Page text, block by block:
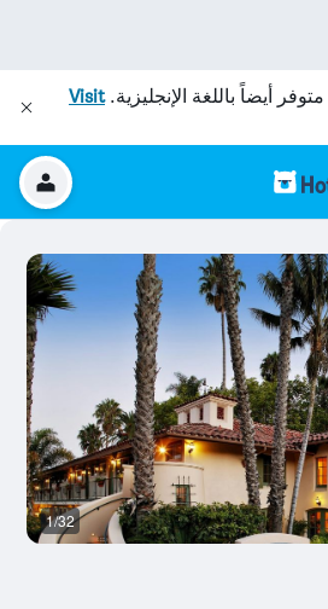
متوفر أيضاً باللغة الإنجليزية.Visit
1/32